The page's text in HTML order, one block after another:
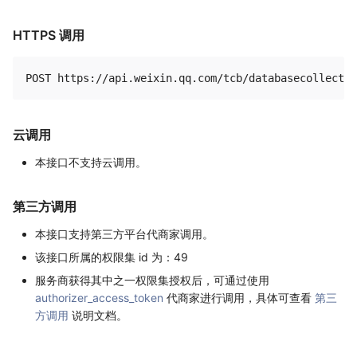
HTTPS 调用
云调用
本接口不支持云调用。
第三方调用
本接口支持第三方平台代商家调用。
该接口所属的权限集 id 为：49
服务商获得其中之一权限集授权后，可通过使用
authorizer_access_token 代商家进行调用，具体可查看 第三
方调用 说明文档。